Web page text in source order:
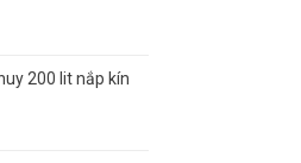
200 lit nắp kín